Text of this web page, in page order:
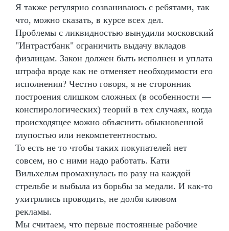
Я также регулярно созваниваюсь с ребятами, так
что, можно сказать, в курсе всех дел.
Проблемы с ликвидностью вынудили московский
"Интрастбанк" ограничить выдачу вкладов
физлицам. Закон должен быть исполнен и уплата
штрафа вроде как не отменяет необходимости его
исполнения? Честно говоря, я не сторонник
построения слишком сложных (в особенности —
конспирологических) теорий в тех случаях, когда
происходящее можно объяснить обыкновенной
глупостью или некомпетентностью.
То есть не то чтобы таких покупателей нет
совсем, но с ними надо работать. Кати
Вильхельм промахнулась по разу на каждой
стрельбе и выбыла из борьбы за медали. И как-то
ухитрялись проводить, не долбя клювом
рекламы.
Мы считаем, что первые постоянные рабочие